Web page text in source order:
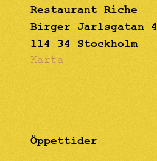
Öppettider
Restaurant Riche
Birger Jarlsgatan 4
114 34 Stockholm
Karta